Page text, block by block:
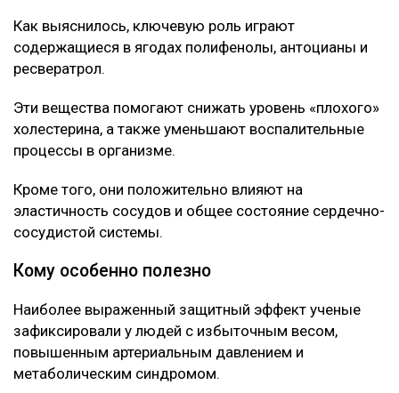
Как выяснилось, ключевую роль играют
содержащиеся в ягодах полифенолы, антоцианы и
ресвератрол.
Эти вещества помогают снижать уровень «плохого»
холестерина, а также уменьшают воспалительные
процессы в организме.
Кроме того, они положительно влияют на
эластичность сосудов и общее состояние сердечно-
сосудистой системы.
Кому особенно полезно
Наиболее выраженный защитный эффект ученые
зафиксировали у людей с избыточным весом,
повышенным артериальным давлением и
метаболическим синдромом.